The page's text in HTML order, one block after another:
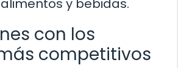
y bebidas.
con los
competitivos